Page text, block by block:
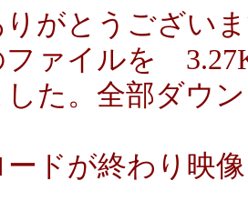
りがとうござい
ファイルを
した。全部ダウ
ドが終わり映